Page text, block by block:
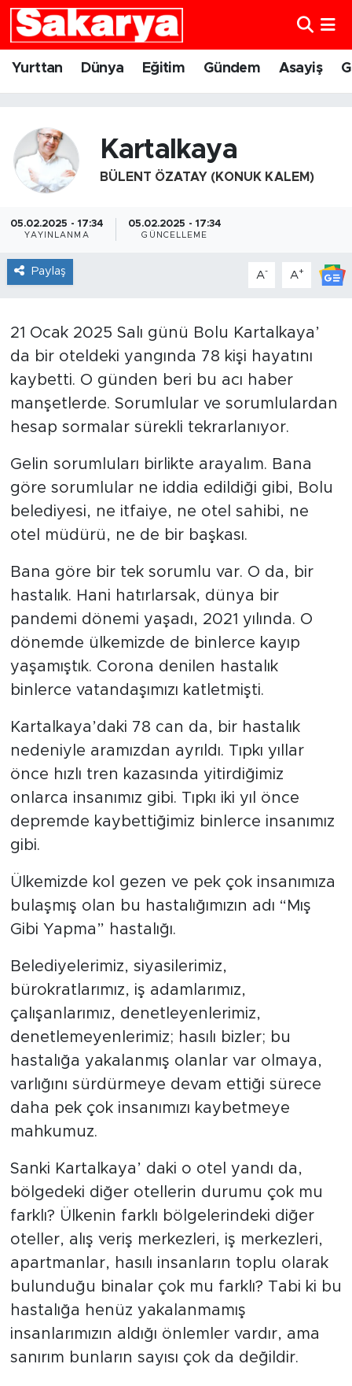
Yurttan Dünya Eğitim Gündem Asayiş
Kartalkaya
BÜLENT ÖZATAY (KONUK KALEM)
05.02.2025 - 17:34
YAYINLANMA
05.02.2025 - 17:34
GÜNCELLEME
Paylaş A- A+
21 Ocak 2025 Salı günü Bolu Kartalkaya’
da bir oteldeki yangında 78 kişi hayatını
kaybetti. O günden beri bu acı haber
manşetlerde. Sorumlular ve sorumlulardan
hesap sormalar sürekli tekrarlanıyor.
Gelin sorumluları birlikte arayalım. Bana
göre sorumlular ne iddia edildiği gibi, Bolu
belediyesi, ne itfaiye, ne otel sahibi, ne
otel müdürü, ne de bir başkası.
Bana göre bir tek sorumlu var. O da, bir
hastalık. Hani hatırlarsak, dünya bir
pandemi dönemi yaşadı, 2021 yılında. O
dönemde ülkemizde de binlerce kayıp
yaşamıştık. Corona denilen hastalık
binlerce vatandaşımızı katletmişti.
Kartalkaya’daki 78 can da, bir hastalık
nedeniyle aramızdan ayrıldı. Tıpkı yıllar
önce hızlı tren kazasında yitirdiğimiz
onlarca insanımız gibi. Tıpkı iki yıl önce
depremde kaybettiğimiz binlerce insanımız
gibi.
Ülkemizde kol gezen ve pek çok insanımıza
bulaşmış olan bu hastalığımızın adı “Mış
Gibi Yapma” hastalığı.
Belediyelerimiz, siyasilerimiz,
bürokratlarımız, iş adamlarımız,
çalışanlarımız, denetleyenlerimiz,
denetlemeyenlerimiz; hasılı bizler; bu
hastalığa yakalanmış olanlar var olmaya,
varlığını sürdürmeye devam ettiği sürece
daha pek çok insanımızı kaybetmeye
mahkumuz.
Sanki Kartalkaya’ daki o otel yandı da,
bölgedeki diğer otellerin durumu çok mu
farklı? Ülkenin farklı bölgelerindeki diğer
oteller, alış veriş merkezleri, iş merkezleri,
apartmanlar, hasılı insanların toplu olarak
bulunduğu binalar çok mu farklı? Tabi ki bu
hastalığa henüz yakalanmamış
insanlarımızın aldığı önlemler vardır, ama
sanırım bunların sayısı çok da değildir.
Yurttan
Eğitim
Gündem
Eskişehirspor
Spor
Kültür Sanat
Tarihçe
Resmi İlanlar
Söyleşi
Teknoloji
Politika
Eskişehir Nöbetçi Eczaneler
Eskişehir Namaz Vakitleri
Eskişehir Trafik Yoğunluk Haritası
Süper Lig Puan Durumu ve Fikstür
Tüm Manşetler
Haber Arşivi